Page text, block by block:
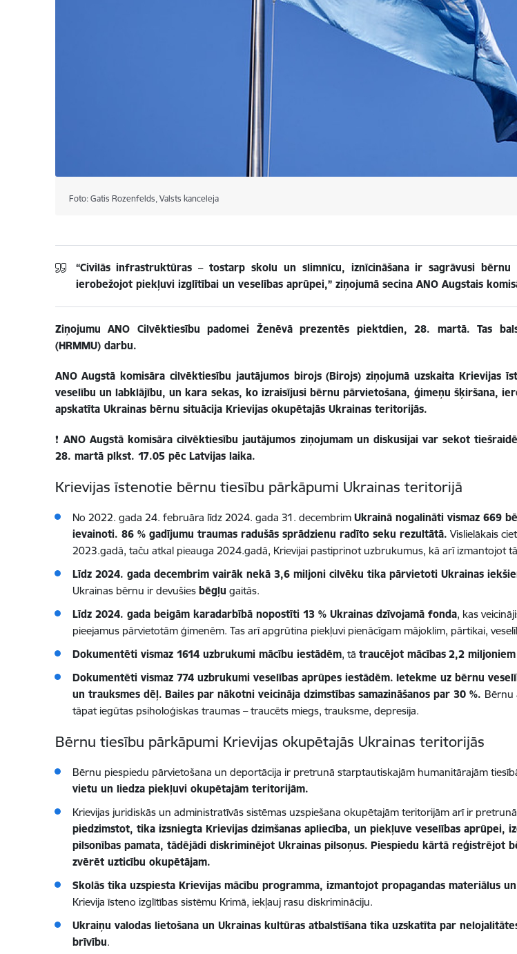
Foto: Gatis Rozenfelds, Valsts kanceleja
“Civilās infrastruktūras – tostarp skolu un slimnīcu, iznīcināšana ir sagrāvusi
ierobežojot piekļuvi izglītībai un veselības aprūpei,” ziņojumā secina ANO Augstais
Ziņojumu ANO Cilvēktiesību padomei Ženēvā prezentēs piektdien, 28. martā. Tas
(HRMMU) darbu.
ANO Augstā komisāra cilvēktiesību jautājumos birojs (Birojs) ziņojumā uzskaita Krievijas
veselību un labklājību, un kara sekas, ko izraisījusi bērnu pārvietošana, ģimeņu šķiršana,
apskatīta Ukrainas bērnu situācija Krievijas okupētajās Ukrainas teritorijās.
❗ ANO Augstā komisāra cilvēktiesību jautājumos ziņojumam un diskusijai var sekot tiešraidē
28. martā plkst. 17.05 pēc Latvijas laika.
Krievijas īstenotie bērnu tiesību pārkāpumi Ukrainas teritorijā
No 2022. gada 24. februāra līdz 2024. gada 31. decembrim Ukrainā nogalināti vismaz 669
ievainoti. 86 % gadījumu traumas radušās sprādzienu radīto seku rezultātā. Vislielākais
2023.gadā, taču atkal pieauga 2024.gadā, Krievijai pastiprinot uzbrukumus, kā arī izmantojot
Līdz 2024. gada decembrim vairāk nekā 3,6 miljoni cilvēku tika pārvietoti Ukrainas
Ukrainas bērnu ir devušies bēgļu gaitās.
Līdz 2024. gada beigām karadarbībā nopostīti 13 % Ukrainas dzīvojamā fonda, kas
pieejamus pārvietotām ģimenēm. Tas arī apgrūtina piekļuvi pienācīgam mājoklim, pārtikai,
Dokumentēti vismaz 1614 uzbrukumi mācību iestādēm, tā traucējot mācības 2,2
Dokumentēti vismaz 774 uzbrukumi veselības aprūpes iestādēm. Ietekme uz bērnu
un trauksmes dēļ. Bailes par nākotni veicināja dzimstības samazināšanos par 30 %. Bērnu
tāpat iegūtas psiholoģiskas traumas – traucēts miegs, trauksme, depresija.
Bērnu tiesību pārkāpumi Krievijas okupētajās Ukrainas teritorijās
Bērnu piespiedu pārvietošana un deportācija ir pretrunā starptautiskajām humanitārajām
vietu un liedza piekļuvi okupētajām teritorijām.
Krievijas juridiskās un administratīvās sistēmas uzspiešana okupētajām teritorijāmarī ir pretrunā
piedzimstot, tika izsniegta Krievijas dzimšanas apliecība, un piekļuve veselības aprūpei,
pilsonības pamata, tādējādi diskriminējot Ukrainas pilsoņus. Piespiedu kārtā reģistrējot
zvērēt uzticību okupētājam.
Skolās tika uzspiesta Krievijas mācību programma, izmantojot propagandas materiālus
Krievija īsteno izglītības sistēmu Krimā, iekļauj rasu diskrimināciju.
Ukraiņu valodas lietošana un Ukrainas kultūras atbalstīšana tika uzskatīta par
brīvību.